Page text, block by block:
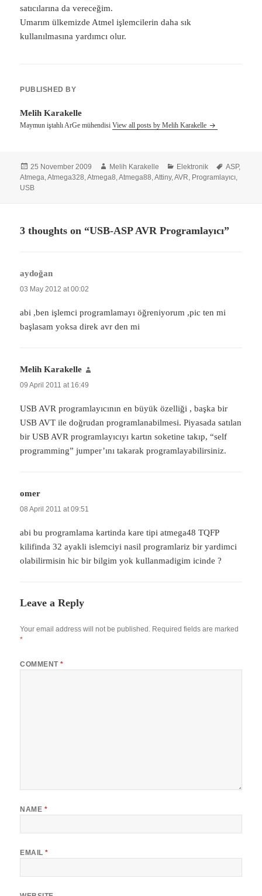
satıcılarına da vereceğim.
Umarım ülkemizde Atmel işlemcilerin daha sık
kullanılmasına yardımcı olur.
PUBLISHED BY
Melih Karakelle
Maymun iştahlı ArGe mühendisiView all posts by Melih Karakelle
Posted
on
25 November 2009 Author
Melih Karakelle Categories
Elektronik Tags
ASP,
Atmega,Atmega328,Atmega8,Atmega88,Attiny,AVR, Programlayıcı,
USB
3 thoughts on “USB-ASP AVR Programlayıcı”
aydoğan
03 May 2012 at 00:02
abi ,ben işlemci programlamayı öğreniyorum ,pic ten mi
başlasam yoksa direk avr den mi
Melih Karakelle
09 April 2011 at 16:49
USB AVR programlayıcının en büyük özelliği , başka bir
USB AVT ile doğrudan programlanabilmesi. Piyasada satılan
bir USB AVR programlayıcıyı kartın soketine takıp, “self
programming” jumper’ını takarak programlayabilirsiniz.
omer
08 April 2011 at 09:51
abi bu programlama kartinda kare tipi atmega48 TQFP
kilifinda 32 ayakli islemciyi nasil programlariz bir yardimci
olabilirmisin hic bir bilgim yok kullanmadigim icinde ?
Leave a Reply
Your email address will not be published. Required fields are marked
*
COMMENT*
NAME *
EMAIL*